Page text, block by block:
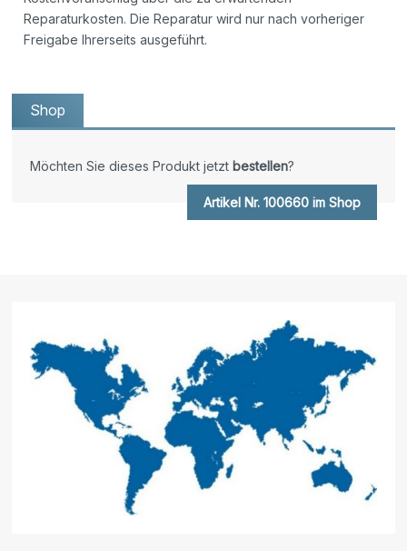
Reparaturkosten. Die Reparatur wird nur nach vorheriger
Freigabe Ihrerseits ausgeführt.
Shop
Möchten Sie dieses Produkt jetzt bestellen?
Artikel Nr. 100660 im Shop